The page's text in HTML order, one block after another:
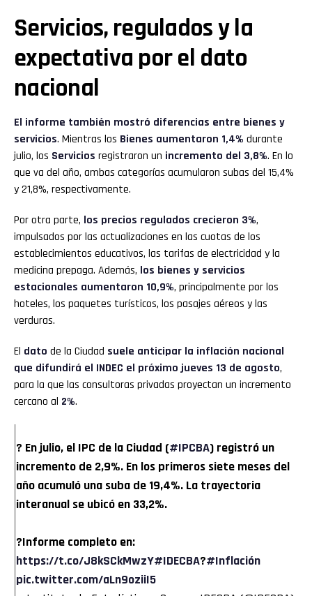
Servicios, regulados y la
expectativa por el dato
nacional
El informe también mostró diferencias entre bienes y
servicios. Mientras los Bienes aumentaron 1,4% durante
julio, los Servicios registraron un incremento del 3,8%. En lo
que va del año, ambas categorías acumularon subas del 15,4%
y 21,8%, respectivamente.
Por otra parte, los precios regulados crecieron 3%,
impulsados por las actualizaciones en las cuotas de los
establecimientos educativos, las tarifas de electricidad y la
medicina prepaga. Además, los bienes y servicios
estacionales aumentaron 10,9%, principalmente por los
hoteles, los paquetes turísticos, los pasajes aéreos y las
verduras.
El dato de la Ciudad suele anticipar la inflación nacional
que difundirá el INDEC el próximo jueves 13 de agosto,
para la que las consultoras privadas proyectan un incremento
cercano al 2%.
? En julio, el IPC de la Ciudad (#IPCBA) registró un
incremento de 2,9%. En los primeros siete meses del
año acumuló una suba de 19,4%. La trayectoria
interanual se ubicó en 33,2%.
?Informe completo en:
https://t.co/J8kSCkMwzY#IDECBA?#Inflación
pic.twitter.com/aLn9oziiI5